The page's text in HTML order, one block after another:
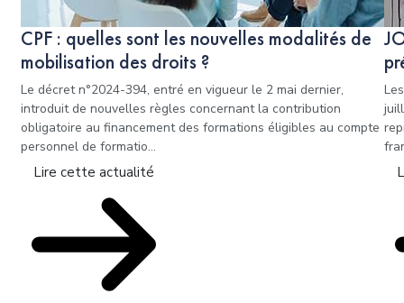
CPF : quelles sont les nouvelles modalités de
mobilisation des droits ?
Le décret n°2024-394, entré en vigueur le 2 mai dernier,
introduit de nouvelles règles concernant la contribution
obligatoire au financement des formations éligibles au compte
personnel de formatio...
Lire cette actualité